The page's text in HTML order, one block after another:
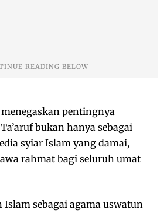
pentingnya
bukan hanya sebagai
syiar Islam yang damai,
rahmat bagi seluruh umat
sebagai agama uswatun